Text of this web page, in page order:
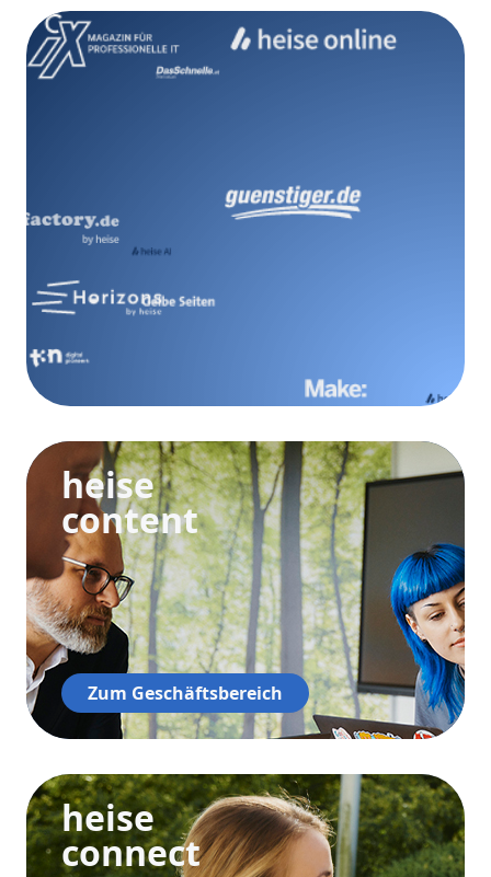
heise
content
Zum Geschäftsbereich
heise
connect